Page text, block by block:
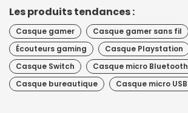
Les produits tendances :
Casque gamer
Casque gamer sans fil
Écouteurs gaming
Casque Playstation
Casque Switch
Casque micro Bluetooth
Casque bureautique
Casque micro USB